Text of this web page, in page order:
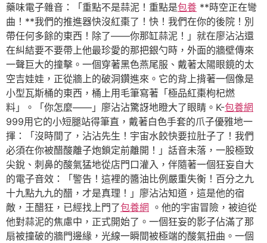
藥味電子雜音：「重點不是蒜泥！重點是包養 **時空正在彎
曲！**我們的推進器快沒紅棗了！快！我們在你的後院！別
帶任何多餘的東西！除了——你那缸蒜泥！」就在廖沾沾還
在糾結要不要帶上他最珍愛的那把銀勺時，外面的牆壁傳來
一聲巨大的撞擊。一個穿著黑色燕尾服、戴著太陽眼鏡的太
空吉娃娃，正從牆上的破洞鑽進來。它的背上揹著一個像是
小型瓦斯桶的東西，桶上用毛筆寫著「極品紅棗枸杞燃
料」。「你怎麼——」廖沾沾驚訝地瞪大了眼睛。K-包養網
999用它的小短腿站得筆直，戴著白色手套的爪子優雅地一
揮：「沒時間了，沾沾先生！宇宙水餃快要拉肚子了！我們
必須在你被醋酸離子炮鎖定前離開！」話音未落，一股極致
尖銳、刺鼻的酸氣猛地從店門口灌入，伴隨著一個狂妄自大
的電子音效：「警告！這裡的醬油比例嚴重失衡！百分之九
十九點九九的醋，才是真理！」廖沾沾知道，這是他的宿
敵，王醋狂，已經找上門了包養網 。他的宇宙冒險，被迫從
他對蒜泥的焦慮中，正式開始了。一個狂妄的影子佔滿了那
扇被撞破的牆門邊緣，光線一瞬間被極端的酸氣扭曲。一個